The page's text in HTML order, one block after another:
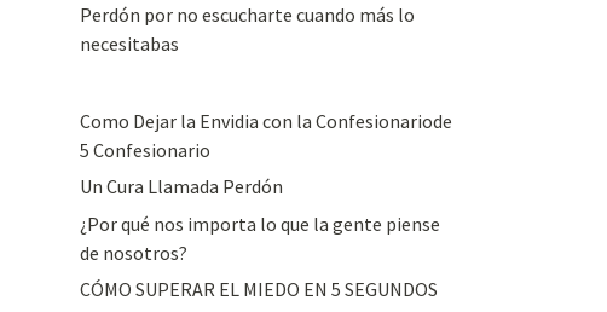
Perdón por no escucharte cuando más lo
necesitabas
Como Dejar la Envidia con la Confesionariode
5 Confesionario
Un Cura Llamada Perdón
¿Por qué nos importa lo que la gente piense
de nosotros?
CÓMO SUPERAR EL MIEDO EN 5 SEGUNDOS